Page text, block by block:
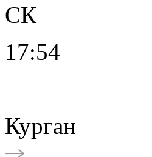
СК
17:54
Курган